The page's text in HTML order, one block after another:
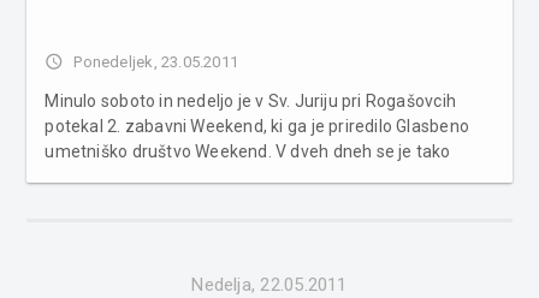
access_time Ponedeljek, 23.05.2011
Minulo soboto in nedeljo je v Sv. Juriju pri Rogašovcih
potekal 2. zabavni Weekend, ki ga je priredilo Glasbeno
umetniško društvo Weekend. V dveh dneh se je tako
Nedelja, 22.05.2011